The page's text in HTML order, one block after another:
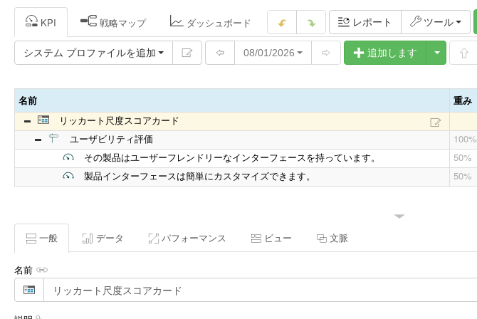
KPI 戦略マップ ダッシュボード レポート ツール
システム プロファイルを追加 08/01/2026 追加します
名前 重み
リッカート尺度スコアカード
ユーザビリティ評価
100%
その製品はユーザーフレンドリーなインターフェースを持っています。
50%
製品インターフェースは簡単にカスタマイズできます。
50%
一般 データ パフォーマンス ビュー 文脈
名前